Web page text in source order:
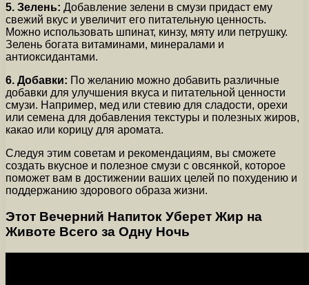
5. Зелень: Добавление зелени в смузи придаст ему
свежий вкус и увеличит его питательную ценность.
Можно использовать шпинат, кинзу, мяту или петрушку.
Зелень богата витаминами, минералами и
антиоксидантами.
6. Добавки: По желанию можно добавить различные
добавки для улучшения вкуса и питательной ценности
смузи. Например, мед или стевию для сладости, орехи
или семена для добавления текстуры и полезных жиров,
какао или корицу для аромата.
Следуя этим советам и рекомендациям, вы сможете
создать вкусное и полезное смузи с овсянкой, которое
поможет вам в достижении ваших целей по похудению и
поддержанию здорового образа жизни.
Этот Вечерний Напиток Уберет Жир на
Животе Всего за Одну Ночь